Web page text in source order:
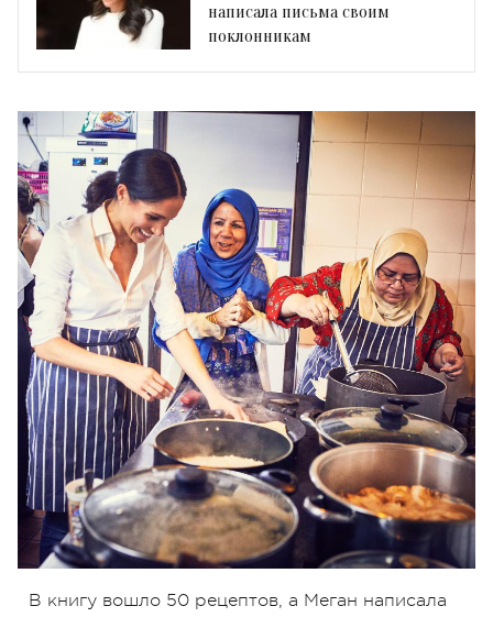
написала письма своим
поклонникам
В книгу вошло 50 рецептов, а Меган написала